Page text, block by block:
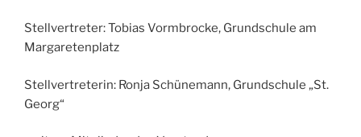
Stellvertreter: Tobias Vormbrocke, Grundschule am
Margaretenplatz
Stellvertreterin: Ronja Schünemann, Grundschule „St.
Georg“